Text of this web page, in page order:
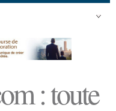
: toute